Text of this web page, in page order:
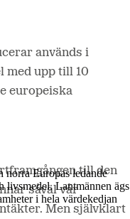
norra Europas ledande
livsmedel. Lantmännen ägs
i hela värdekedjan
används i
med upp till 10
europeiska
till den
såväl vår
Men självklart